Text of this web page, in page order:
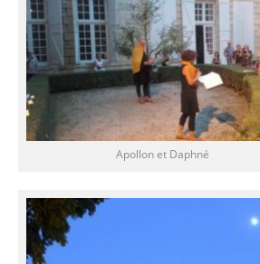
Apollon et Daphné